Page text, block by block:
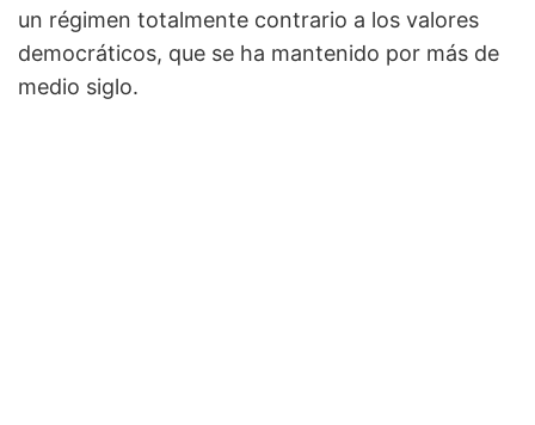
un régimen totalmente contrario a los valores
democráticos, que se ha mantenido por más de
medio siglo.